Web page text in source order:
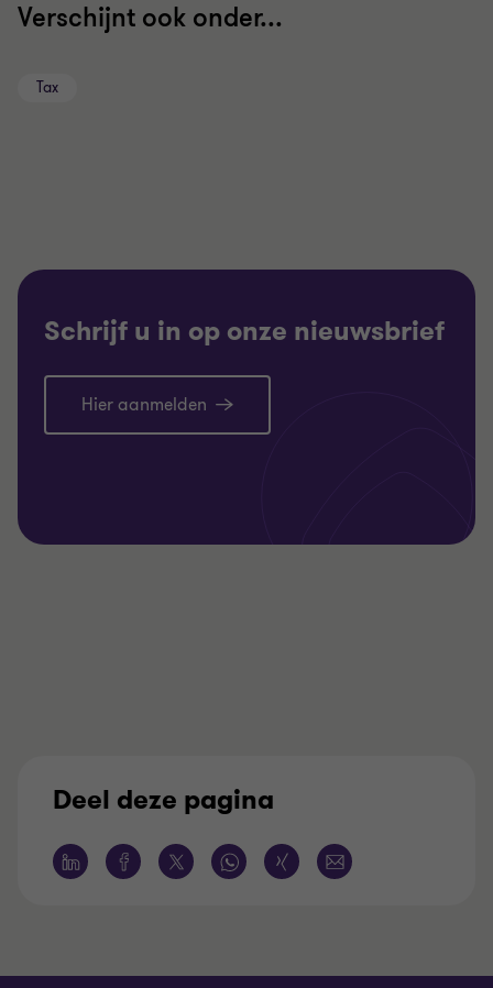
Verschijnt ook onder...
Tax
Schrijf u in op onze nieuwsbrief
Hier aanmelden
Deel deze pagina